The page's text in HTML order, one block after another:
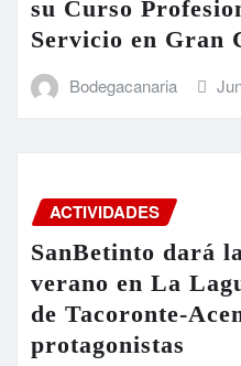
su Curso
Servicio en Gran
Bodegacanaria
ACTIVIDADES
SanBetinto dará
verano en La
de Tacoronte-
protagonistas